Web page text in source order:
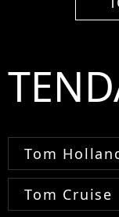
Tom
Tom Cruise